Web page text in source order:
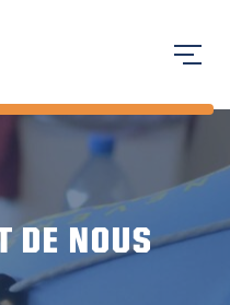
DE NOUS